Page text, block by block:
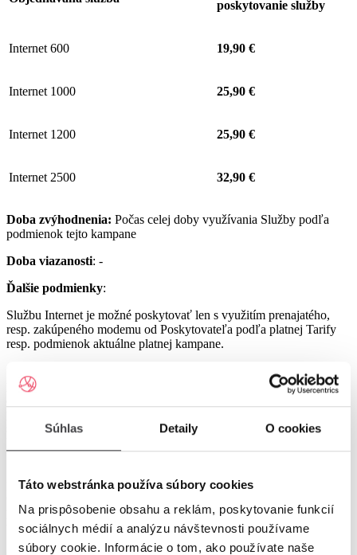
Súhlas Detaily O cookies
Táto webstránka používa súbory cookies
Na prispôsobenie obsahu a reklám, poskytovanie funkcií
sociálnych médií a analýzu návštevnosti používame
súbory cookie. Informácie o tom, ako používate naše
poskytovanie služby
Internet 600 19,90 €
Internet 1000 25,90 €
Internet 1200 25,90 €
Internet 2500 32,90 €
Doba zvýhodnenia: Počas celej doby využívania Služby podľa
podmienok tejto kampane
Doba viazanosti: -
Ďalšie podmienky:
Službu Internet je možné poskytovať len s využitím prenajatého,
resp. zakúpeného modemu od Poskytovateľa podľa platnej Tarify
resp. podmienok aktuálne platnej kampane.
Službu UPC Internet 1000 je možné poskytovať len s využitím
prenajatého resp. zakúpeného modemu GIGA ConnectBox
alebo GIGA Connect Box 6 (podľa dostupnosti) od Poskytovateľa
s odbornou inštaláciou), a to v lokalitách špecifikovaných v Tarife
poskytovať len s využitím prenajatého resp. zakúpeného modemu
podmienok aktuálne platnej kampane (len s odbornou inštaláciou), a
to v lokalitách špecifikovaných v Tarife UPC Internet.